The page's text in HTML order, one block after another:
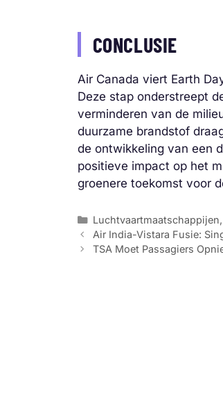
CONCLUSIE
Air Canada viert Earth
Deze stap onderstreept
verminderen van de
duurzame brandstof
de ontwikkeling van een
positieve impact op het
groenere toekomst voor
Categorieën
Luchtvaartmaatschappijen,
Air India-Vistara Fusie:
TSA Moet Passagiers